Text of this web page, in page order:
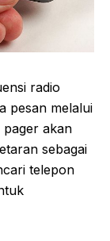
radio
pesan melalui
pager akan
sebagai
telepon